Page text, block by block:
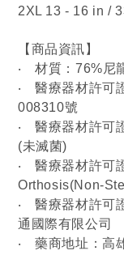
2XL 13 - 16 in /
【商品資訊】
‧材質：76%尼
‧醫療器材許可
008310號
‧醫療器材許可
(未滅菌)
‧醫療器材許可
Orthosis(Non-
‧醫療器材許可
通國際有限公司
‧藥商地址：高